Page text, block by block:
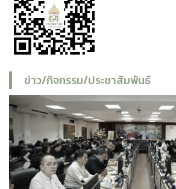
ข่าว/กิจกรรม/ประชาสัมพันธ์
Previous